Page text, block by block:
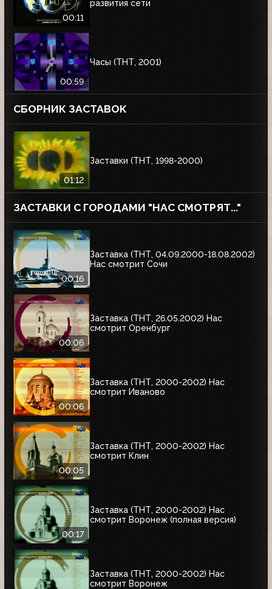
00:11
развития сети
00:59
Часы (ТНТ, 2001)
СБОРНИК ЗАСТАВОК
01:12
Заставки (ТНТ, 1998-2000)
ЗАСТАВКИ С ГОРОДАМИ "НАС СМОТРЯТ..."
00:16
Заставка (ТНТ, 04.09.2000-18.08.2002)
Нас смотрит Сочи
00:06
Заставка (ТНТ, 26.05.2002) Нас
смотрит Оренбург
00:06
Заставка (ТНТ, 2000-2002) Нас
смотрит Иваново
00:05
Заставка (ТНТ, 2000-2002) Нас
смотрит Клин
00:17
Заставка (ТНТ, 2000-2002) Нас
смотрит Воронеж (полная версия)
Заставка (ТНТ, 2000-2002) Нас
смотрит Воронеж